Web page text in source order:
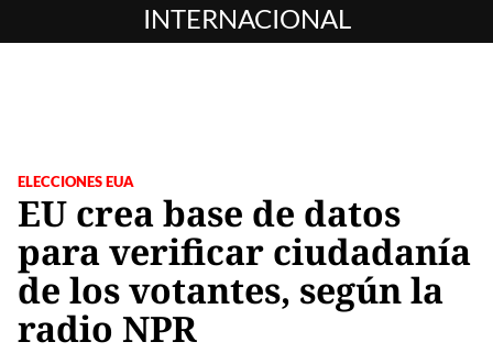
INTERNACIONAL
ELECCIONES EUA
EU crea base de datos
para verificar ciudadanía
de los votantes, según la
radio NPR